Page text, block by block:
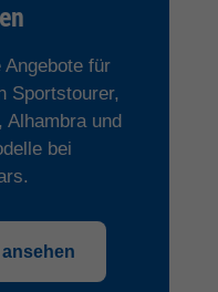
für
Sportstourer,
Alhambra und
bei